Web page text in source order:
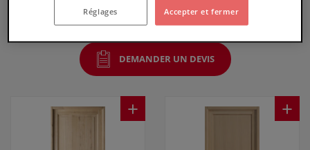
Les produits de la gamme
DEMANDER UN DEVIS
+ +
Accepter et fermer
Réglages